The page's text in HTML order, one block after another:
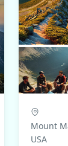
Mount
USA